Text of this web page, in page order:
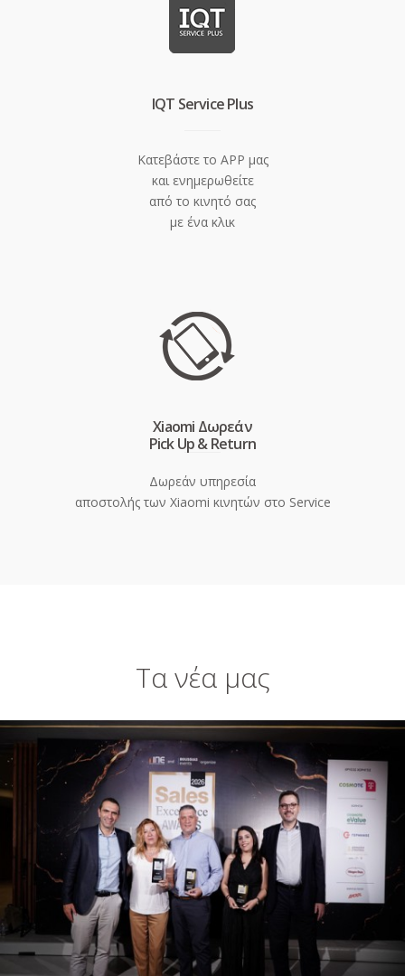
IQT Service Plus
Κατεβάστε το APP μας
και ενημερωθείτε
από το κινητό σας
με ένα κλικ
Xiaomi Δωρεάν
Pick Up & Return
Δωρεάν υπηρεσία
αποστολής των Xiaomi κινητών στο Service
Τα νέα μας